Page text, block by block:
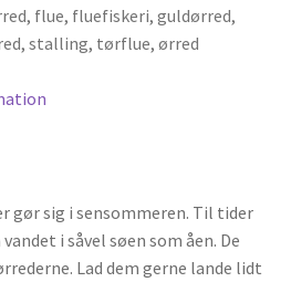
, flue, fluefiskeri, guldørred,
, stalling, tørflue, ørred
gør sig i sensommeren. Til tider
i såvel søen som åen. De
Lad dem gerne lande lidt